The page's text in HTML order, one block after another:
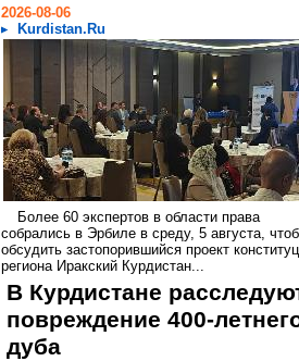
2026-08-06
Kurdistan.Ru
Более 60 экспертов в области права
собрались в Эрбиле в среду, 5 августа,
обсудить застопорившийся проект
региона Иракский Курдистан...
В Курдистане
повреждение 400-
дуба